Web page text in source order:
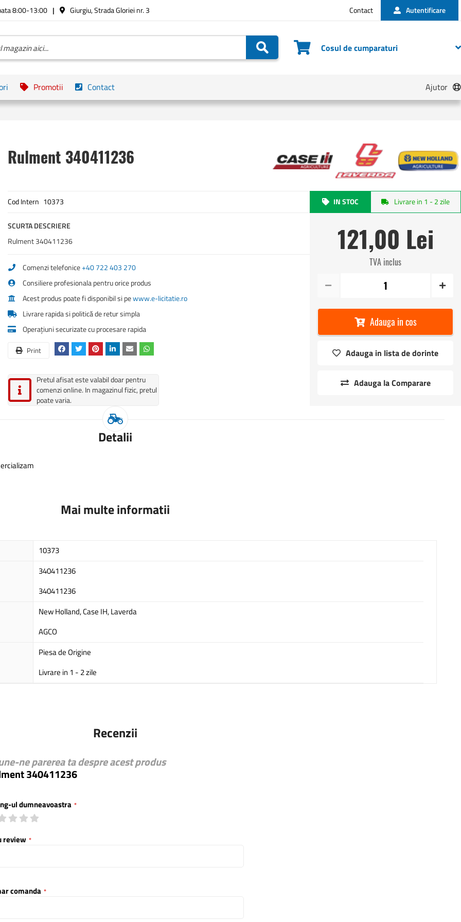
8:00-13:00 Giurgiu, Strada Gloriei nr. 3 Contact Autentificare
Cosul de cumparaturi
Cautare
Promotii Contact Ajutor
Rulment 340411236
Cod Intern 10373
SCURTA DESCRIERE
Rulment 340411236
Comenzi telefonice+40 722 403 270
Consiliere profesionala pentru orice produs
Acest produs poate fi disponibil si pewww.e-licitatie.ro
Livrare rapida si politică de retur simpla
Operațiuni securizate cu procesare rapida
Print
Pretul afisat este valabil doar pentru
comenzi online. In magazinul fizic, pretul
poate varia.
IN STOC Livrare in 1 - 2 zile
121,00 Lei
TVA inclus
Adauga in cos
Adauga in lista de dorinte
Adauga la Comparare
Detalii
Mai multe informatii
10373
340411236
340411236
New Holland, Case IH, Laverda
AGCO
Piesa de Origine
Livrare in 1 - 2 zile
Recenzii
ne parerea ta despre acest produs
340411236
ul dumneavoastra
2
stars
3
stars
4
stars
review
comanda